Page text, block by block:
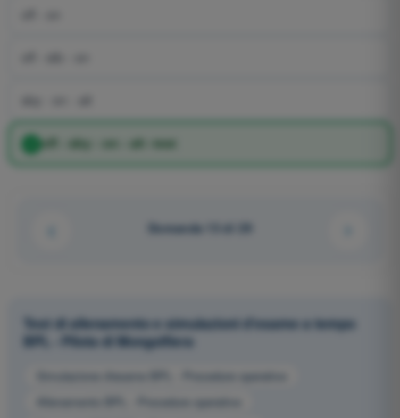
off - sby - on - alt -test
Domanda 13 di 29
Test di allenamento e simulazioni d'esame a tempo
BPL - Pilota di Mongolfiera
Simulazione d'esame BPL - Procedure operative
Allenamento BPL - Procedure operative